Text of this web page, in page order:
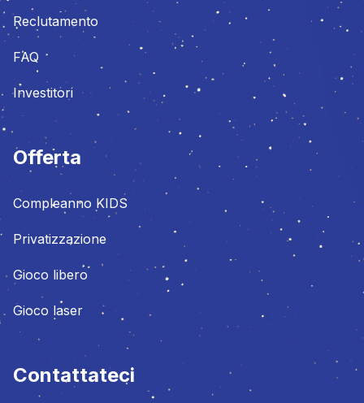
Reclutamento
FAQ
Investitori
Offerta
Compleanno KIDS
Privatizzazione
Gioco libero
Gioco laser
Contattateci